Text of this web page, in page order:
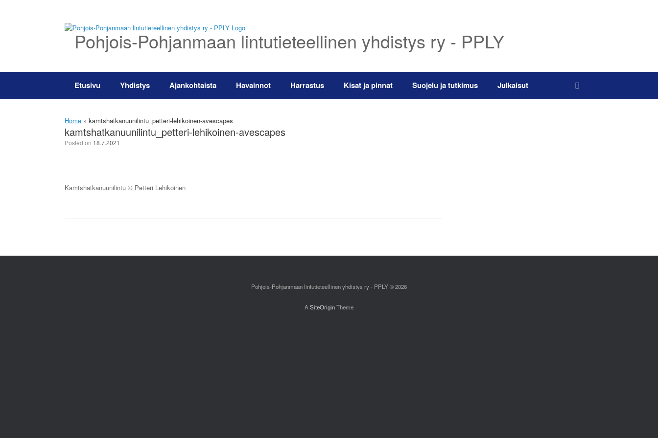
Pohjois-Pohjanmaan lintutieteellinen yhdistys ry - PPLY
Etusivu Yhdistys Ajankohtaista Havainnot Harrastus Kisat ja pinnat Suojelu ja tutkimus Julkaisut
Home » kamtshatkanuunilintu_petteri-lehikoinen-avescapes
kamtshatkanuunilintu_petteri-lehikoinen-avescapes
Posted on 18.7.2021
Kamtshatkanuunilintu © Petteri Lehikoinen
Pohjois-Pohjanmaan lintutieteellinen yhdistys ry - PPLY © 2026
A SiteOriginTheme